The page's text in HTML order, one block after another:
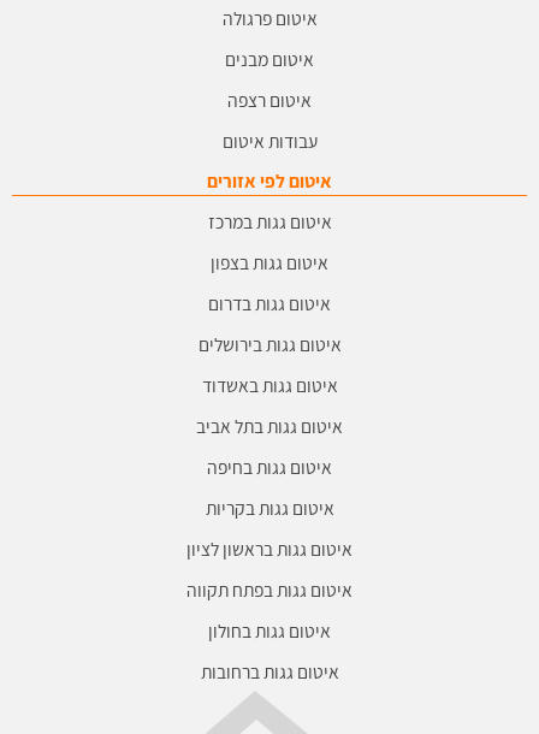
איטום פרגולה
איטום מבנים
איטום רצפה
עבודות איטום
איטום לפי אזורים
איטום גגות במרכז
איטום גגות בצפון
איטום גגות בדרום
איטום גגות בירושלים
איטום גגות באשדוד
איטום גגות בתל אביב
איטום גגות בחיפה
איטום גגות בקריות
איטום גגות בראשון לציון
איטום גגות בפתח תקווה
איטום גגות בחולון
איטום גגות ברחובות